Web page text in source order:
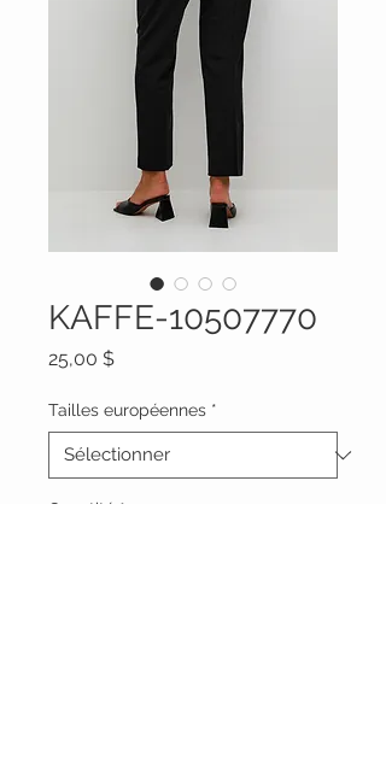
KAFFE-10507770
25,00 $Prix
Tailles européennes *
Quantité *